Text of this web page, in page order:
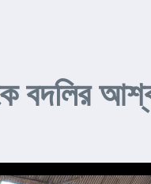
বদলির